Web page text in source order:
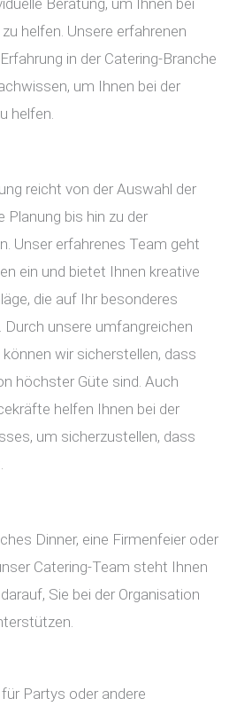
Beratung, um Ihnen bei
helfen. Unsere erfahrenen
in der Catering-Branche
um Ihnen bei der
helfen.
reicht von der Auswahl der
Planung bis hin zu der
Unser erfahrenes Team geht
ein und bietet Ihnen kreative
die auf Ihr besonderes
unsere umfangreichen
wir sicherstellen, dass
höchster Güte sind. Auch
helfen Ihnen bei der
um sicherzustellen, dass
Dinner, eine Firmenfeier oder
Catering-Team steht Ihnen
Sie bei der Organisation
Partys oder andere